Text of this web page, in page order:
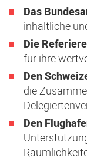
Das
inhaltliche
Die
für ihre
Den
die
Den